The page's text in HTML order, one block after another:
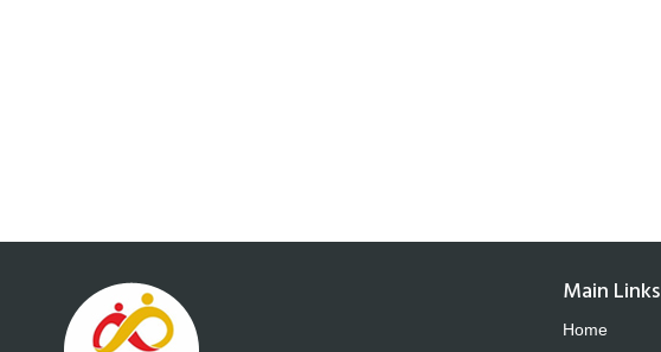
Main Links
Home